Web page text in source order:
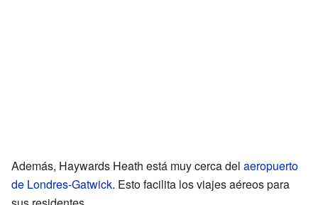
Además, Haywards Heath está muy cerca del aeropuerto
de Londres-Gatwick. Esto facilita los viajes aéreos para